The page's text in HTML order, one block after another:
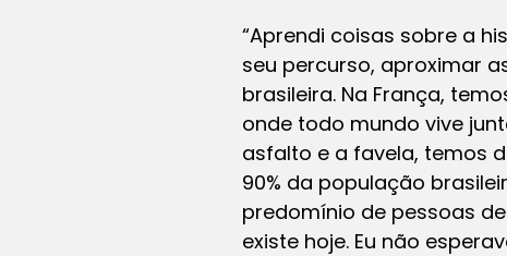
“Aprendi coisas sobre a
seu percurso, aproximar
brasileira. Na França,
onde todo mundo vive
asfalto e a favela, temos
90% da população
predomínio de pessoas
existe hoje. Eu não